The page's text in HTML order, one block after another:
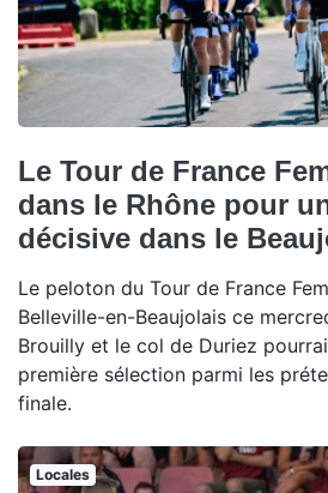
Le Tour de France
dans le Rhône pour
décisive dans le
Le peloton du Tour de France
Belleville-en-Beaujolais ce
Brouilly et le col de Duriez
première sélection parmi les
finale.
Locales